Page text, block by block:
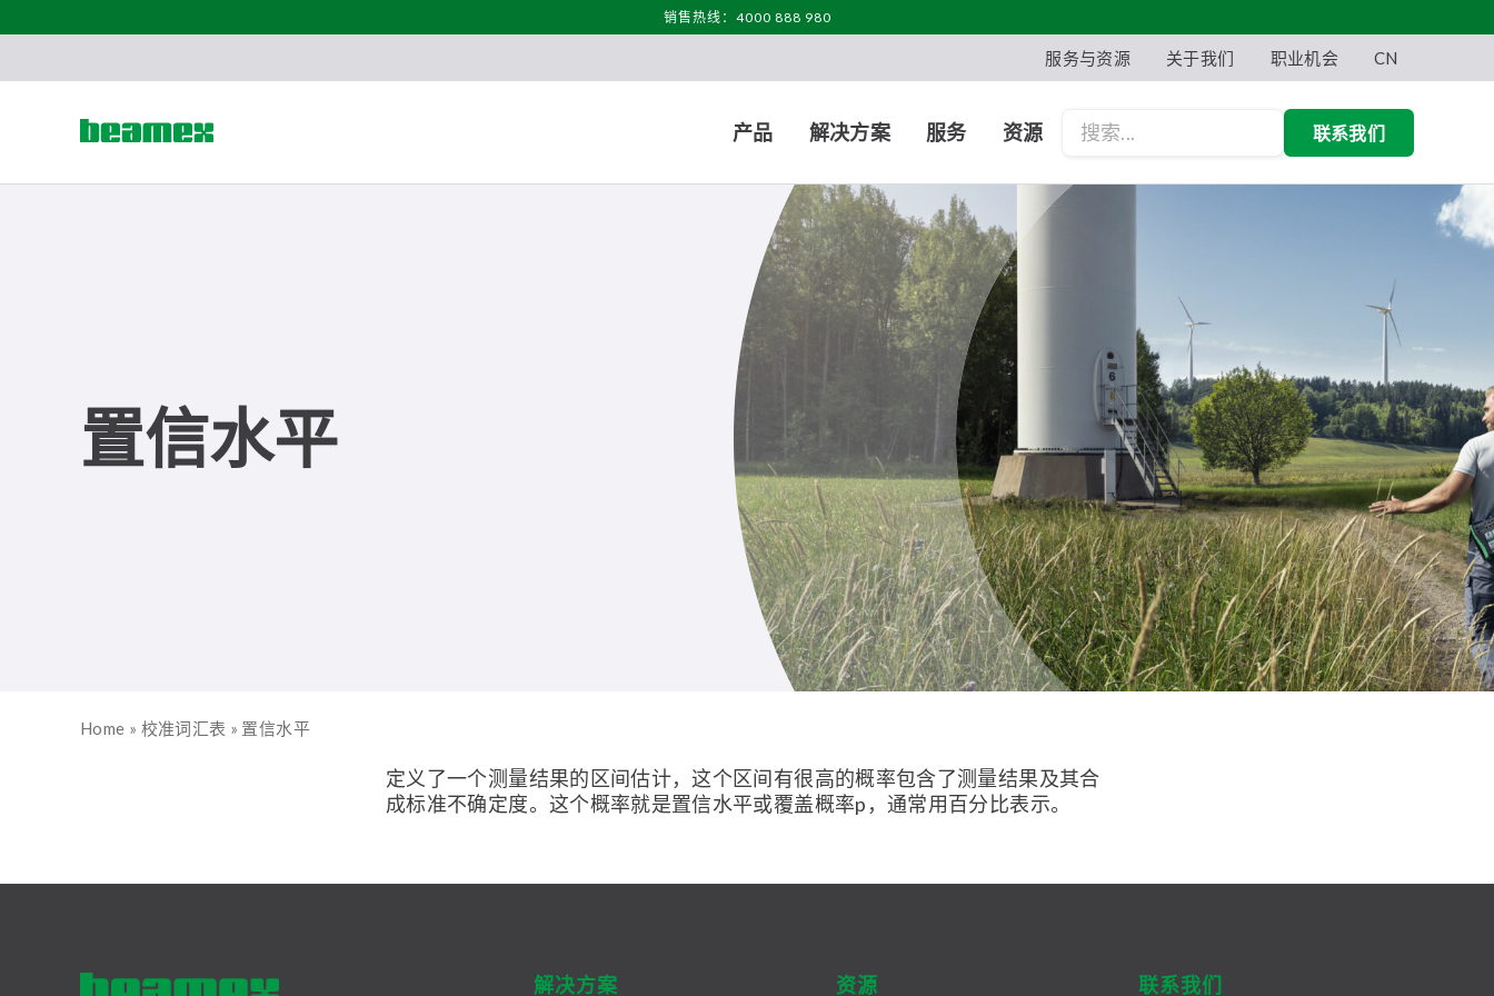
销售热线：4000 888 980
服务与资源 关于我们 职业机会 CN
产品 解决方案 服务 资源 联系我们
置信水平
Home » 校准词汇表 » 置信水平
定义了一个测量结果的区间估计，这个区间有很高的概率包含了测量结果及其合
成标准不确定度。这个概率就是置信水平或覆盖概率p，通常用百分比表示。
解决方案 资源 联系我们